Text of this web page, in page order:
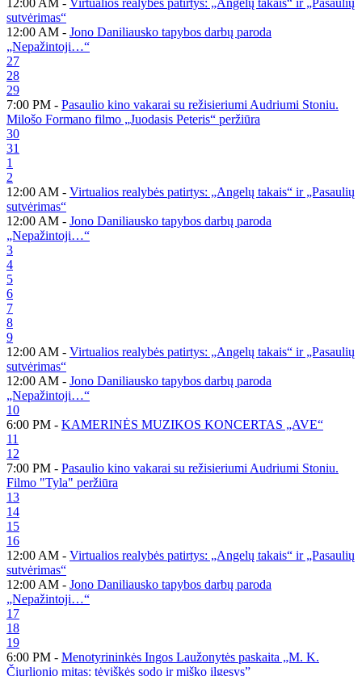
12:00 AM - Virtualios realybės patirtys: „Angelų takais“ ir „Pasaulių
sutvėrimas“
12:00 AM - Jono Daniliausko tapybos darbų paroda
„Nepažintoji…“
27
28
29
7:00 PM - Pasaulio kino vakarai su režisieriumi Audriumi Stoniu.
Milošo Formano filmo „Juodasis Peteris“ peržiūra
30
31
1
2
12:00 AM - Virtualios realybės patirtys: „Angelų takais“ ir „Pasaulių
sutvėrimas“
12:00 AM - Jono Daniliausko tapybos darbų paroda
„Nepažintoji…“
3
4
5
6
7
8
9
12:00 AM - Virtualios realybės patirtys: „Angelų takais“ ir „Pasaulių
sutvėrimas“
12:00 AM - Jono Daniliausko tapybos darbų paroda
„Nepažintoji…“
10
6:00 PM - KAMERINĖS MUZIKOS KONCERTAS „AVE“
11
12
7:00 PM - Pasaulio kino vakarai su režisieriumi Audriumi Stoniu.
Filmo "Tyla" peržiūra
13
14
15
16
12:00 AM - Virtualios realybės patirtys: „Angelų takais“ ir „Pasaulių
sutvėrimas“
12:00 AM - Jono Daniliausko tapybos darbų paroda
„Nepažintoji…“
17
18
19
6:00 PM - Menotyrininkės Ingos Laužonytės paskaita „M. K.
Čiurlionio mitas: tėviškės sodo ir miško ilgesys”